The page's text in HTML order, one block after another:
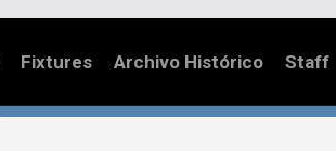
Fixtures Archivo Histórico Staff